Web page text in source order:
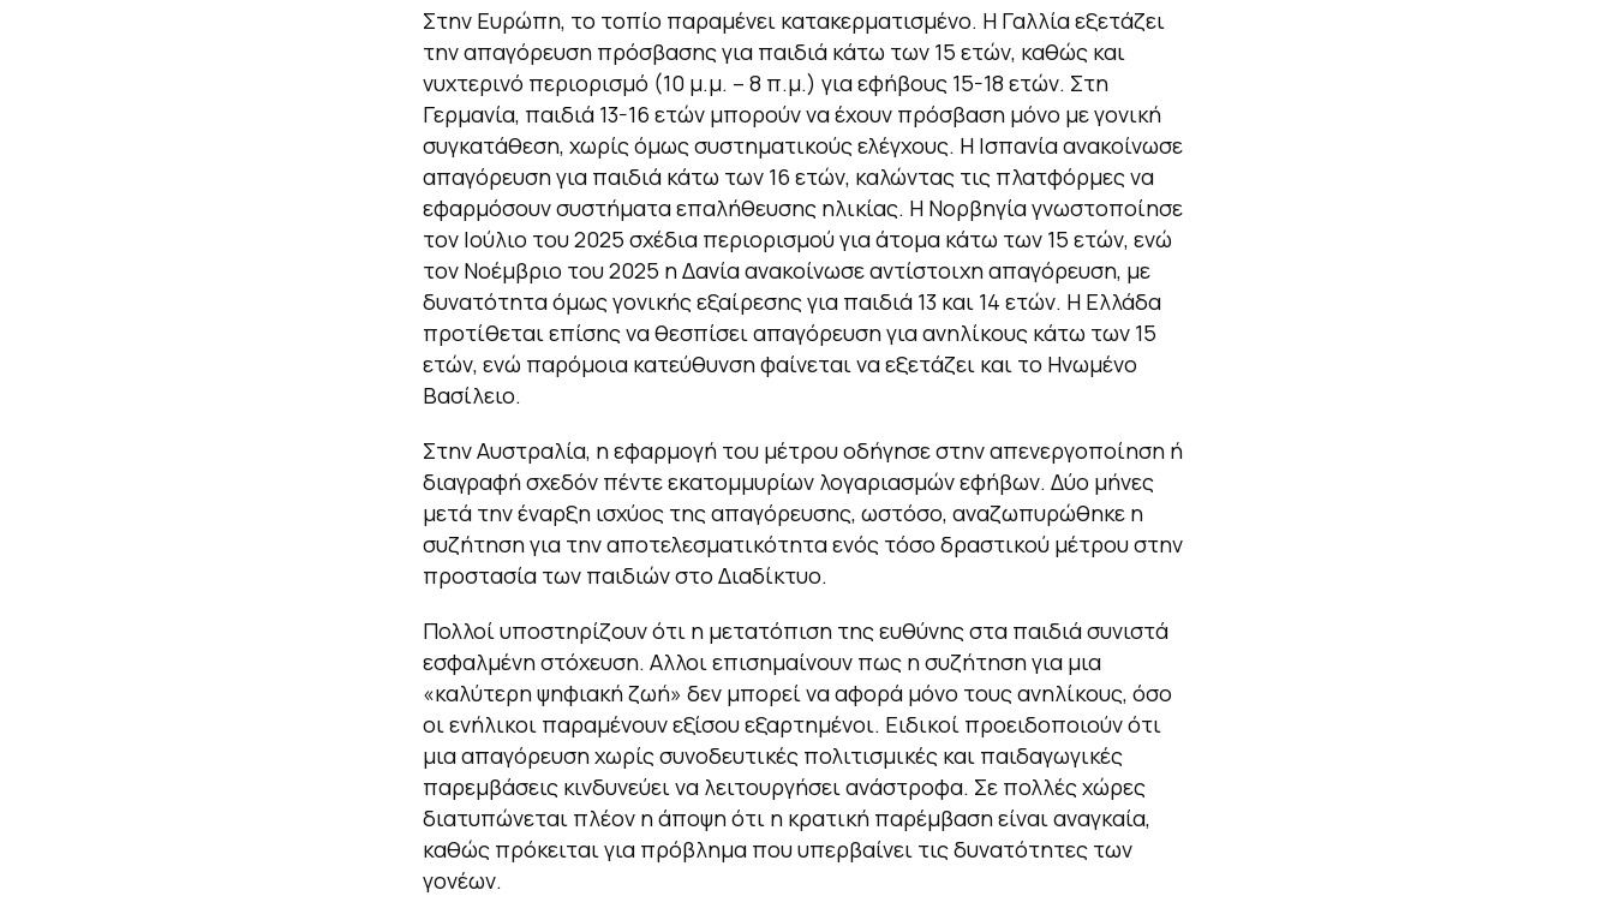
Στην Ευρώπη, το τοπίο παραμένει κατακερματισμένο. Η Γαλλία εξετάζει
την απαγόρευση πρόσβασης για παιδιά κάτω των 15 ετών, καθώς και
νυχτερινό περιορισμό (10 μ.μ. – 8 π.μ.) για εφήβους 15-18 ετών. Στη
Γερμανία, παιδιά 13-16 ετών μπορούν να έχουν πρόσβαση μόνο με γονική
συγκατάθεση, χωρίς όμως συστηματικούς ελέγχους. Η Ισπανία ανακοίνωσε
απαγόρευση για παιδιά κάτω των 16 ετών, καλώντας τις πλατφόρμες να
εφαρμόσουν συστήματα επαλήθευσης ηλικίας. Η Νορβηγία γνωστοποίησε
τον Ιούλιο του 2025 σχέδια περιορισμού για άτομα κάτω των 15 ετών, ενώ
τον Νοέμβριο του 2025 η Δανία ανακοίνωσε αντίστοιχη απαγόρευση, με
δυνατότητα όμως γονικής εξαίρεσης για παιδιά 13 και 14 ετών. Η Ελλάδα
προτίθεται επίσης να θεσπίσει απαγόρευση για ανηλίκους κάτω των 15
ετών, ενώ παρόμοια κατεύθυνση φαίνεται να εξετάζει και το Ηνωμένο
Βασίλειο.
Στην Αυστραλία, η εφαρμογή του μέτρου οδήγησε στην απενεργοποίηση ή
διαγραφή σχεδόν πέντε εκατομμυρίων λογαριασμών εφήβων. Δύο μήνες
μετά την έναρξη ισχύος της απαγόρευσης, ωστόσο, αναζωπυρώθηκε η
συζήτηση για την αποτελεσματικότητα ενός τόσο δραστικού μέτρου στην
προστασία των παιδιών στο Διαδίκτυο.
Πολλοί υποστηρίζουν ότι η μετατόπιση της ευθύνης στα παιδιά συνιστά
εσφαλμένη στόχευση. Αλλοι επισημαίνουν πως η συζήτηση για μια
«καλύτερη ψηφιακή ζωή» δεν μπορεί να αφορά μόνο τους ανηλίκους, όσο
οι ενήλικοι παραμένουν εξίσου εξαρτημένοι. Ειδικοί προειδοποιούν ότι
μια απαγόρευση χωρίς συνοδευτικές πολιτισμικές και παιδαγωγικές
παρεμβάσεις κινδυνεύει να λειτουργήσει ανάστροφα. Σε πολλές χώρες
διατυπώνεται πλέον η άποψη ότι η κρατική παρέμβαση είναι αναγκαία,
καθώς πρόκειται για πρόβλημα που υπερβαίνει τις δυνατότητες των
γονέων.